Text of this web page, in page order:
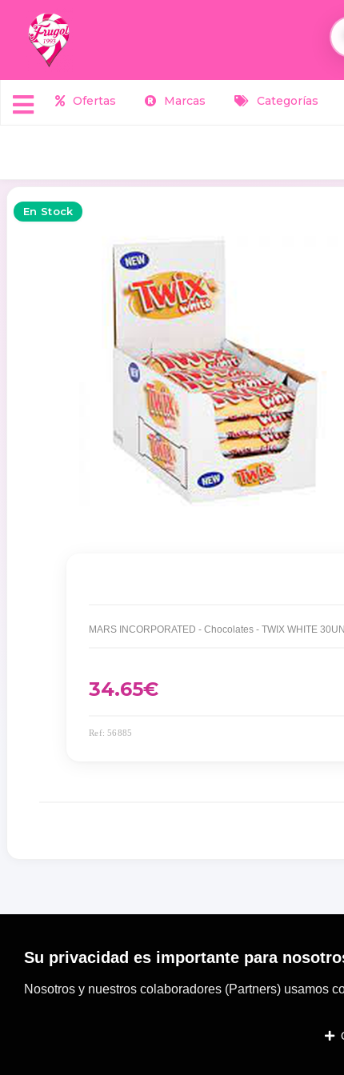
Ofertas Marcas Categorías
En Stock
MARS INCORPORATED - Chocolates - TWIX WHITE
34.65€
Ref: 56885
Su privacidad es importante para
Nosotros y nuestros colaboradores (Partners) usamos